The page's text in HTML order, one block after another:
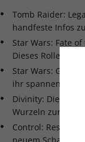
Tomb Raider:
handfeste Infos
Star Wars: Fate
Dieses
Star Wars:
ihr spannende
Divinity: Die
Wurzeln zurück -
Control:
neuem